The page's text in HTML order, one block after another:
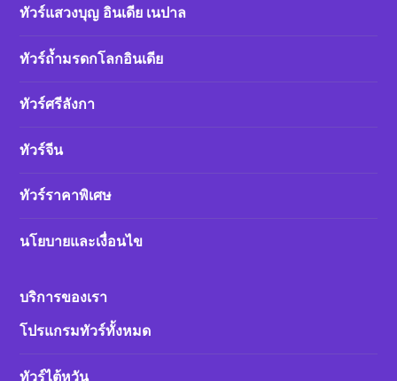
ทัวร์แสวงบุญ อินเดีย เนปาล
ทัวร์ถ้ำมรดกโลกอินเดีย
ทัวร์ศรีลังกา
ทัวร์จีน
ทัวร์ราคาพิเศษ
นโยบายและเงื่อนไข
บริการของเรา
โปรแกรมทัวร์ทั้งหมด
ทัวร์ไต้หวัน